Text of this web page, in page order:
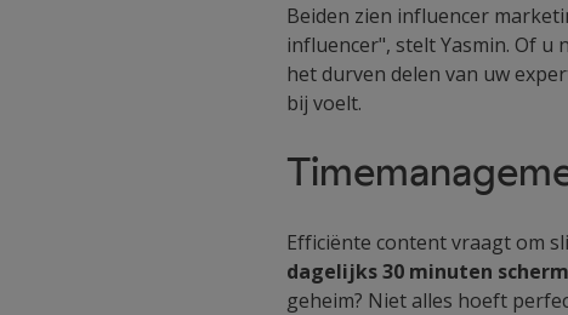
Beiden zien influencer
influencer", stelt Yasmin. Of
het durven delen van uw
bij voelt.
Efficiënte content vraagt om
dagelijks 30 minuten
geheim? Niet alles hoeft